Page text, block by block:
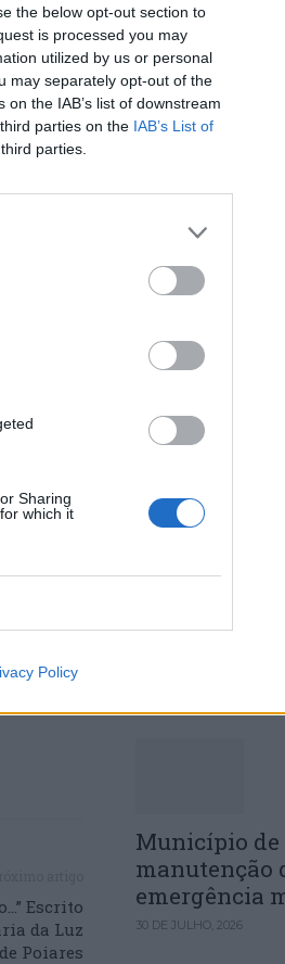
the below opt-out section to
is processed you may
utilized by us or personal
may separately opt-out of the
the IAB’s list of downstream
parties on the IAB’s List of
parties.
Sharing
which it
Policy
período
em
de
de
Escrito
da Luz
Poiares
Município
âmbito do...
30 DE JULHO, 2026
Câmara
do Hospital
cadernos de...
Penela: Dia
Município
manutenção
emergência
30 DE JULHO, 2026